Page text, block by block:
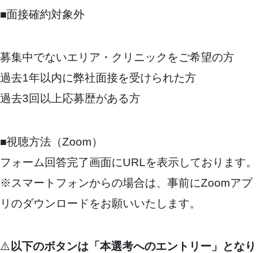
■面接確約対象外
募集中でないエリア・クリニックをご希望の方
過去1年以内に弊社面接を受けられた方
過去3回以上応募歴がある方
■視聴方法（Zoom）
フォーム回答完了画面にURLを表示しております。
※スマートフォンからの場合は、事前にZoomアプ
リのダウンロードをお願いいたします。
⚠️ 以下のボタンは「本選考へのエントリー」となり